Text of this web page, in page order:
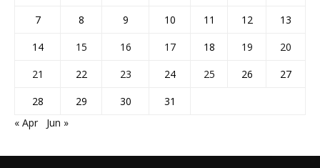
7
8 9 10 11 12
13
14
15 16 17 18 19
20
21
22 23 24 25 26
27
28
29 30
31
« Apr
Jun »